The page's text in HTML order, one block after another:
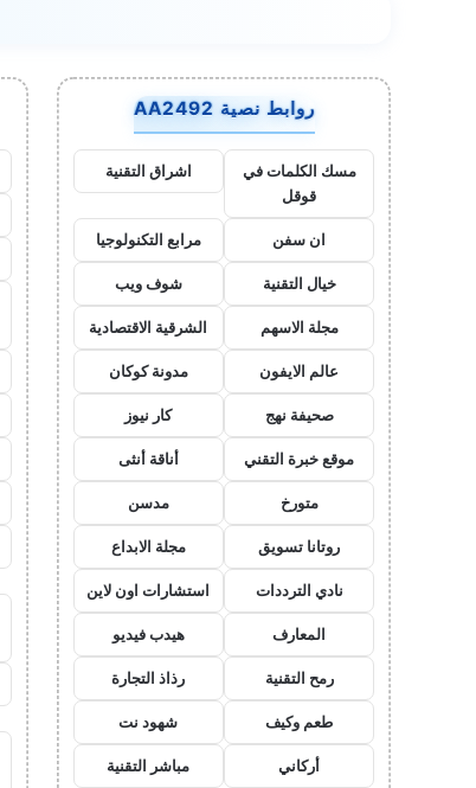
روابط نصية AA2492
مسك الكلمات في
قوقل
اشراق التقنية
ان سفن مرابع التكنولوجيا
خيال التقنية شوف ويب
مجلة الاسهم الشرقية الاقتصادية
عالم الايفون مدونة كوكان
صحيفة نهج كار نيوز
موقع خبرة التقني أناقة أنثى
متورخ مدسن
روتانا تسويق مجلة الابداع
نادي الترددات استشارات اون لاين
المعارف هيدب فيديو
رمح التقنية رذاذ التجارة
طعم وكيف شهود نت
أركاني مباشر التقنية